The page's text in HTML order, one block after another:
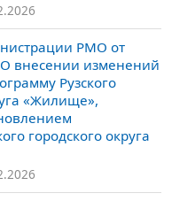
РМО от
внесении изменений
Рузского
«Жилище»,
городского округа